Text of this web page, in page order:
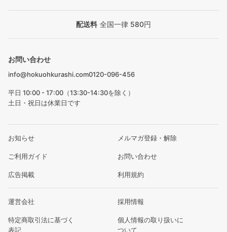
配送料 全国一律 580円
お問い合わせ
info@hokuohkurashi.com0120-096-456
平日 10:00 - 17:00（13:30-14:30を除く）
土日・祝日は休業日です
お知らせ メルマガ登録・解除
ご利用ガイド お問い合わせ
広告掲載 利用規約
運営会社 採用情報
特定商取引法に基づく
表記
個人情報の取り扱いに
ついて